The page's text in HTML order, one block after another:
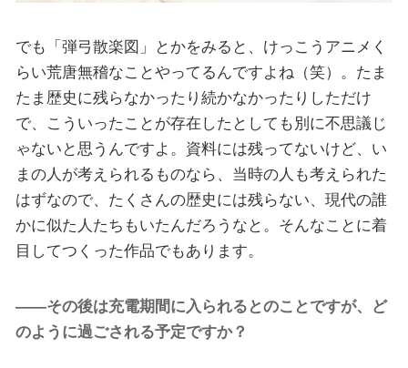
でも「弾弓散楽図」とかをみると、けっこうアニメく
らい荒唐無稽なことやってるんですよね（笑）。たま
たま歴史に残らなかったり続かなかったりしただけ
で、こういったことが存在したとしても別に不思議じ
ゃないと思うんですよ。資料には残ってないけど、い
まの人が考えられるものなら、当時の人も考えられた
はずなので、たくさんの歴史には残らない、現代の誰
かに似た人たちもいたんだろうなと。そんなことに着
目してつくった作品でもあります。
――その後は充電期間に入られるとのことですが、ど
のように過ごされる予定ですか？